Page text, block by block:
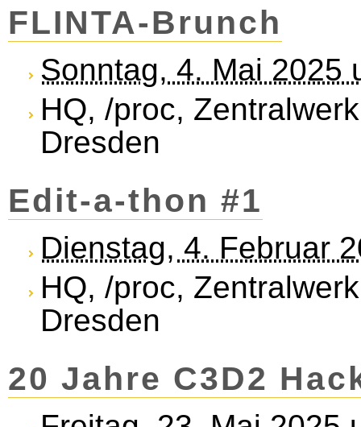
FLINTA-Brunch
Sonntag, 4. Mai 2025
HQ, /proc,
Dresden
Edit-a-thon #1
Dienstag, 4. Februar
HQ, /proc,
Dresden
20 Jahre C3D2